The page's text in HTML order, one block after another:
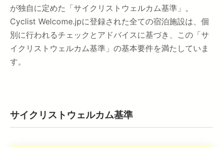
が独自に定めた「サイクリストウェルカム基準」。
Cyclist Welcome.jpに登録された全ての宿泊施設は、個
別に行われるチェックとアドバイスに基づき、この「サ
イクリストウェルカム基準」の基本要件を満たしていま
す。
サイクリストウェルカム基準